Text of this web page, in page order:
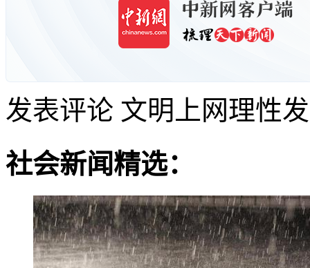
发表评论 文明上网理性
社会新闻精选：